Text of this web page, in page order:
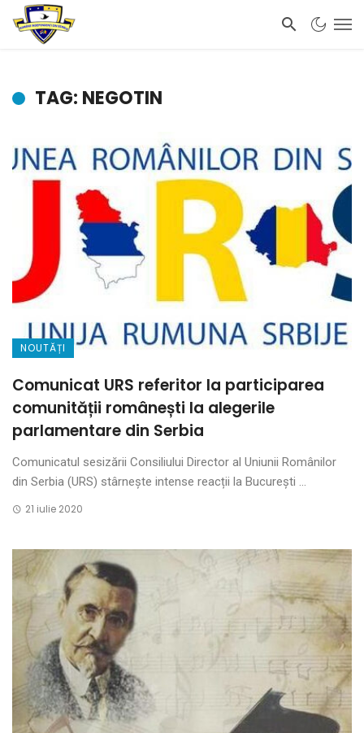
TAG: NEGOTIN
NOUTĂȚI
Comunicat URS referitor la participarea
comunității românești la alegerile
parlamentare din Serbia
Comunicatul sesizării Consiliului Director al Uniunii Românilor
din Serbia (URS) stârnește intense reacții la București ...
21 iulie 2020